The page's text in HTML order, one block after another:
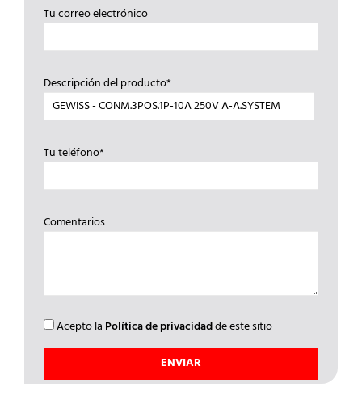
Tu correo electrónico
Descripción del producto*
Tu teléfono*
Comentarios
Acepto la Política de privacidadde este sitio